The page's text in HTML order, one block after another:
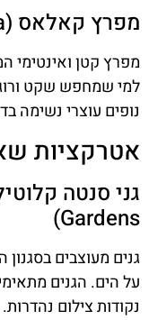
מפרץ קאלאס (Cala Boadella)
מפרץ קטן
למי שמחפש שקט
נופים עוצרי נשימה
אטרקציות
Gardens)
גנים מעוצבים
על הים. הגנים
נקודות צילום נהדרות.